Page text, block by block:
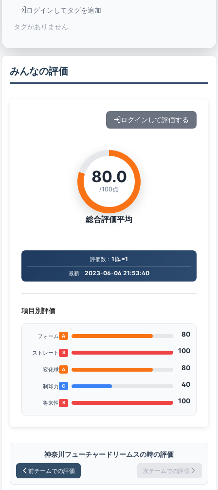
ログインしてタグを追加
タグがありません
みんなの評価
ログインして評価する
80.0
/100点
総合評価平均
評価数： 1📝=1
最新： 2023-06-06 21:53:40
項目別評価
フォーム A 80
ストレート S 100
変化球 A 80
制球力 C 40
将来性 S 100
神奈川フューチャードリームスの時の評価
前チームでの評価 次チームでの評価